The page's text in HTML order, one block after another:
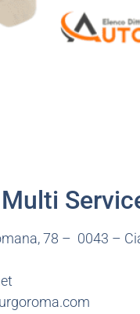
78 – 0043 –